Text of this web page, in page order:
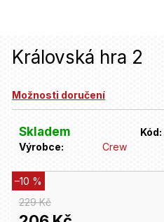
Královská hra 2
Možnosti doručení
Skladem Kód:
Výrobce:
Crew
229 Kč
–10 %
n
j
?
HLEDAT